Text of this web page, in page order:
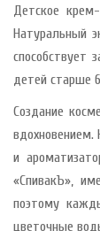
Детское
Натуральный
способствует
детей старше
Создание
вдохновением.
и
«СпивакЪ»,
поэтому
цветочные